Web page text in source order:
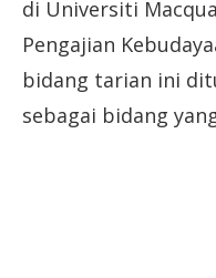
di Universiti
Pengajian
bidang tarian ini
sebagai bidang